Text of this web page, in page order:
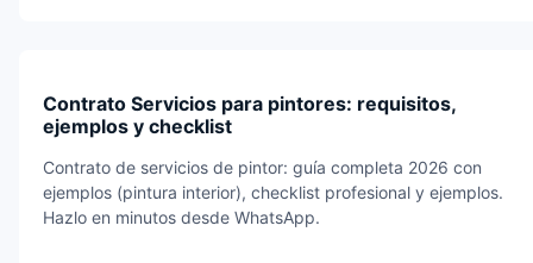
Contrato Servicios para pintores: requisitos,
ejemplos y checklist
Contrato de servicios de pintor: guía completa 2026 con
ejemplos (pintura interior), checklist profesional y ejemplos.
Hazlo en minutos desde WhatsApp.